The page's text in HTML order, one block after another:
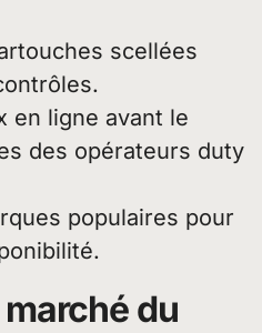
scellées
en ligne avant le
des opérateurs duty
populaires pour
du